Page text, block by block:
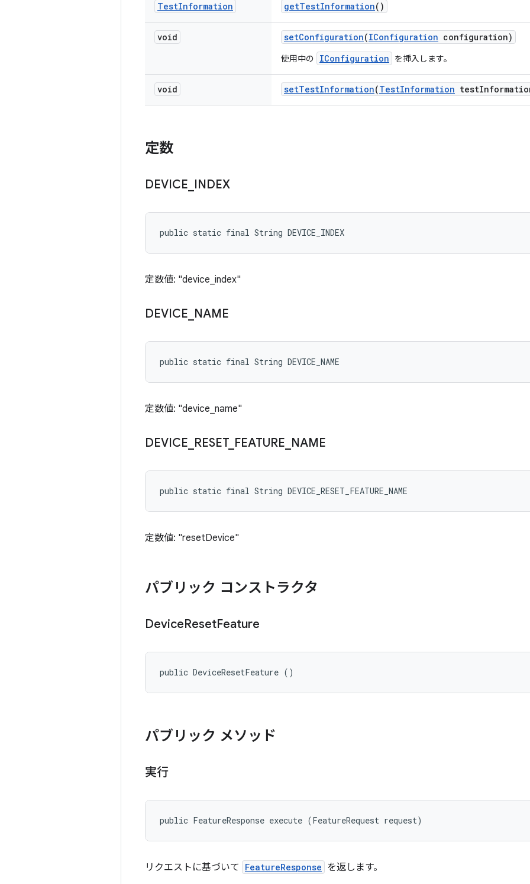
TestInformation getTestInformation()
void setConfiguration(IConfiguration configuration)
使用中の IConfiguration を挿入します。
void setTestInformation(TestInformation test
定数
DEVICE INDEX
public static final String DEVICE_INDEX
定数値: "device_index"
DEVICE NAME
public static final String DEVICE_NAME
定数値: "device_name"
DEVICE RESET_ FEATURE NAME
public static final String DEVICE_RESET_FEATURE_NAME
定数値: "resetDevice"
パブリック コンストラクタ
DeviceResetFeature
public DeviceResetFeature ()
パブリック メソッド
実行
public FeatureResponse execute (FeatureRequest request)
リクエストに基づいて FeatureResponse を返します。